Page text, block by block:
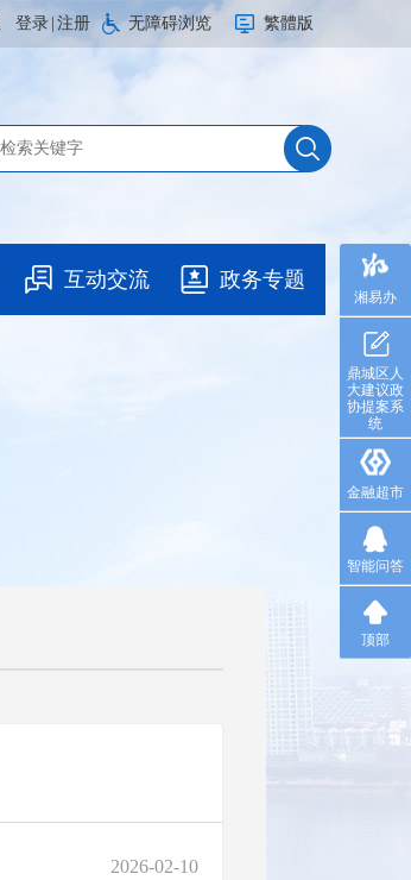
登录 注册 无障碍浏览 繁體版
互动交流 政务专题
2026-02-10
湘易办
鼎城区人
大建议政
协提案系
统
金融超市
智能问答
顶部